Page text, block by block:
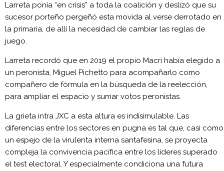
Larreta ponía “en crisis” a toda la coalición y deslizó que su
sucesor porteño pergeñó esta movida al verse derrotado en
la primaria, de allí la necesidad de cambiar las reglas de
juego.
Larreta recordó que en 2019 el propio Macri había elegido a
un peronista, Miguel Pichetto para acompañarlo como
compañero de fórmula en la búsqueda de la reelección,
para ampliar el espacio y sumar votos peronistas.
La grieta intra JXC a esta altura es indisimulable. Las
diferencias entre los sectores en pugna es tal que, casi como
un espejo de la virulenta interna santafesina, se proyecta
compleja la convivencia pacífica entre los líderes superado
el test electoral. Y especialmente condiciona una futura